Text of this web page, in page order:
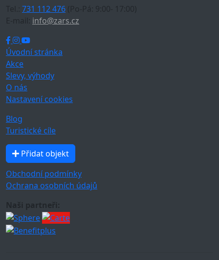
Tel.: 731 112 476 (Po-Pá: 9:00- 17:00)
E-mail: info@zars.cz
Úvodní stránka
Akce
Slevy, výhody
O nás
Nastavení cookies
Blog
Turistické cíle
Přidat objekt
Obchodní podmínky
Ochrana osobních údajů
Naši partneři: